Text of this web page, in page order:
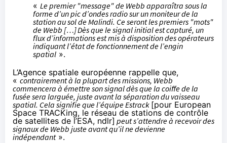
« Le premier "message" de Webb apparaîtra sous la
forme d’un pic d’ondes radio sur un moniteur de la
station au sol de Malindi. Ce seront les premiers "mots"
de Webb […] Dès que le signal initial est capturé, un
flux d’informations est mis à disposition des opérateurs
indiquant l’état de fonctionnement de l’engin
spatial ».
L’Agence spatiale européenne rappelle que,
« contrairement à la plupart des missions, Webb
commencera à émettre son signal dès que la coiffe de la
fusée sera larguée, juste avant la séparation du vaisseau
spatial. Cela signifie que l’équipe Estrack [pour European
Space TRACKing, le réseau de stations de contrôle
de satellites de l’ESA, ndlr] peut s’attendre à recevoir des
signaux de Webb juste avant qu’il ne devienne
indépendant».